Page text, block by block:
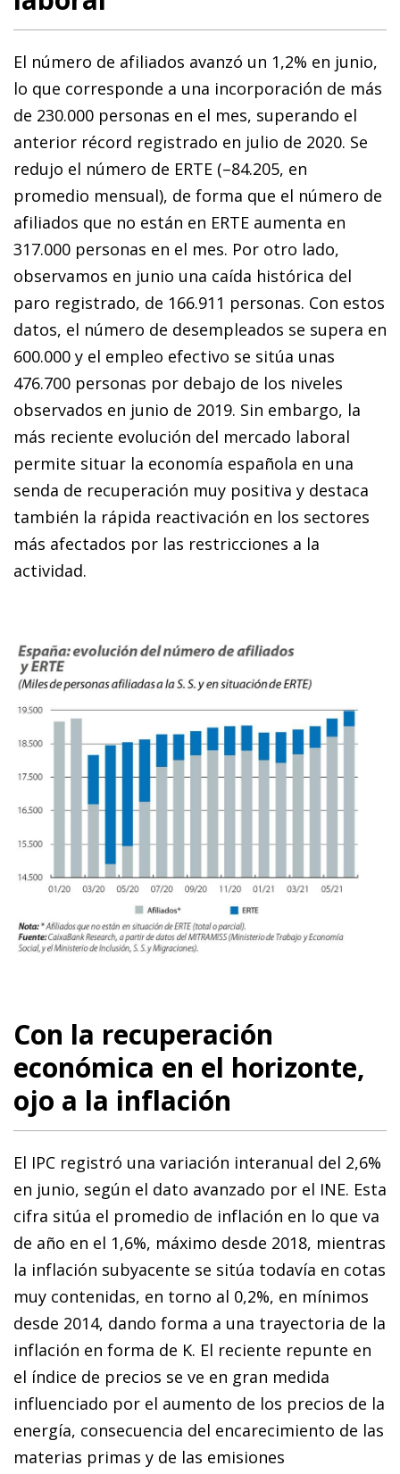
El número de afiliados avanzó un 1,2% en junio,
lo que corresponde a una incorporación de más
de 230.000 personas en el mes, superando el
anterior récord registrado en julio de 2020. Se
redujo el número de ERTE (–84.205, en
promedio mensual), de forma que el número de
afiliados que no están en ERTE aumenta en
317.000 personas en el mes. Por otro lado,
observamos en junio una caída histórica del
paro registrado, de 166.911 personas. Con estos
datos, el número de desempleados se supera en
600.000 y el empleo efectivo se sitúa unas
476.700 personas por debajo de los niveles
observados en junio de 2019. Sin embargo, la
más reciente evolución del mercado laboral
permite situar la economía española en una
senda de recuperación muy positiva y destaca
también la rápida reactivación en los sectores
más afectados por las restricciones a la
actividad.
Con la recuperación
económica en el horizonte,
ojo a la inflación
El IPC registró una variación interanual del 2,6%
en junio, según el dato avanzado por el INE. Esta
cifra sitúa el promedio de inflación en lo que va
de año en el 1,6%, máximo desde 2018, mientras
la inflación subyacente se sitúa todavía en cotas
muy contenidas, en torno al 0,2%, en mínimos
desde 2014, dando forma a una trayectoria de la
inflación en forma de K. El reciente repunte en
el índice de precios se ve en gran medida
influenciado por el aumento de los precios de la
energía, consecuencia del encarecimiento de las
materias primas y de las emisiones